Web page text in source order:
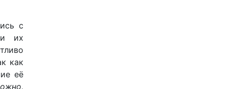
с
их
как
её